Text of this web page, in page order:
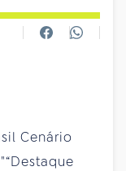
Cenário